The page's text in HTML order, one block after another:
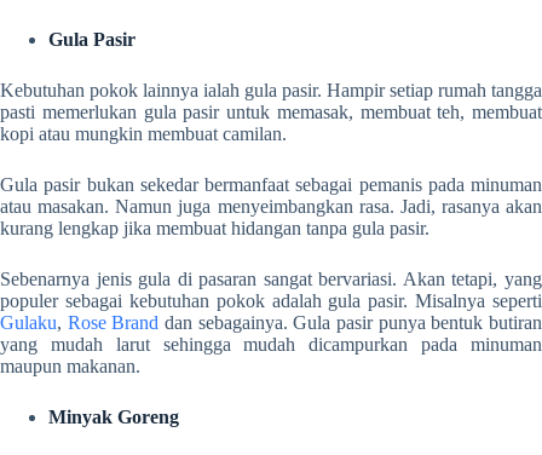
Gula Pasir
Kebutuhan pokok lainnya ialah gula pasir. Hampir setiap rumah tangga
pasti memerlukan gula pasir untuk memasak, membuat teh, membuat
kopi atau mungkin membuat camilan.
Gula pasir bukan sekedar bermanfaat sebagai pemanis pada minuman
atau masakan. Namun juga menyeimbangkan rasa. Jadi, rasanya akan
kurang lengkap jika membuat hidangan tanpa gula pasir.
Sebenarnya jenis gula di pasaran sangat bervariasi. Akan tetapi, yang
populer sebagai kebutuhan pokok adalah gula pasir. Misalnya seperti
Gulaku, Rose Brand dan sebagainya. Gula pasir punya bentuk butiran
yang mudah larut sehingga mudah dicampurkan pada minuman
maupun makanan.
Minyak Goreng